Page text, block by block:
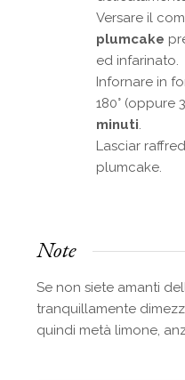
Versare il
plumcake
ed infarinato.
Infornare in
180° (oppure
minuti.
Lasciar
plumcake.
Note
Se non siete amanti
tranquillamente
quindi metà limone,